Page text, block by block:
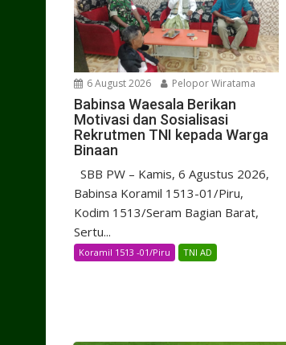
6 August 2026 Pelopor Wiratama
Babinsa Waesala Berikan
Motivasi dan Sosialisasi
Rekrutmen TNI kepada Warga
Binaan
SBB PW – Kamis, 6 Agustus 2026,
Babinsa Koramil 1513-01/Piru,
Kodim 1513/Seram Bagian Barat,
Sertu...
Koramil 1513 -01/Piru TNI AD